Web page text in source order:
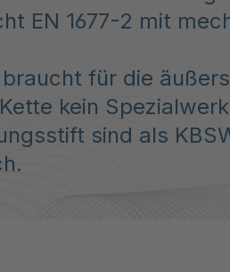
EN 1677-2 mit
für die
kein
sind als